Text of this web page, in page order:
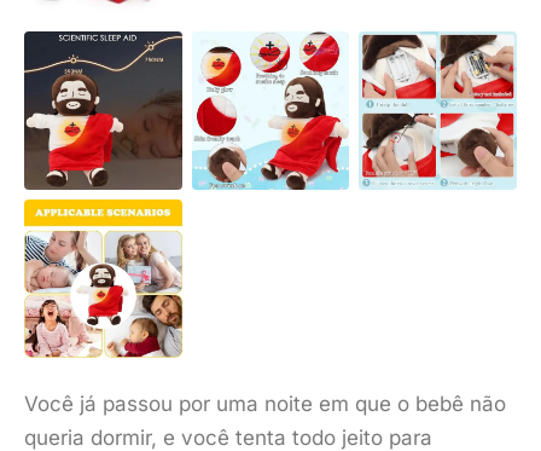
Você já passou por uma noite em que o bebê não
queria dormir, e você tenta todo jeito para